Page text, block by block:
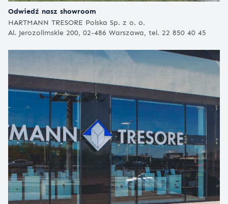
Odwiedź nasz showroom
HARTMANN TRESORE Polska Sp. z o. o.
Al. Jerozolimskie 200, 02-486 Warszawa, tel. 22 850 40 45